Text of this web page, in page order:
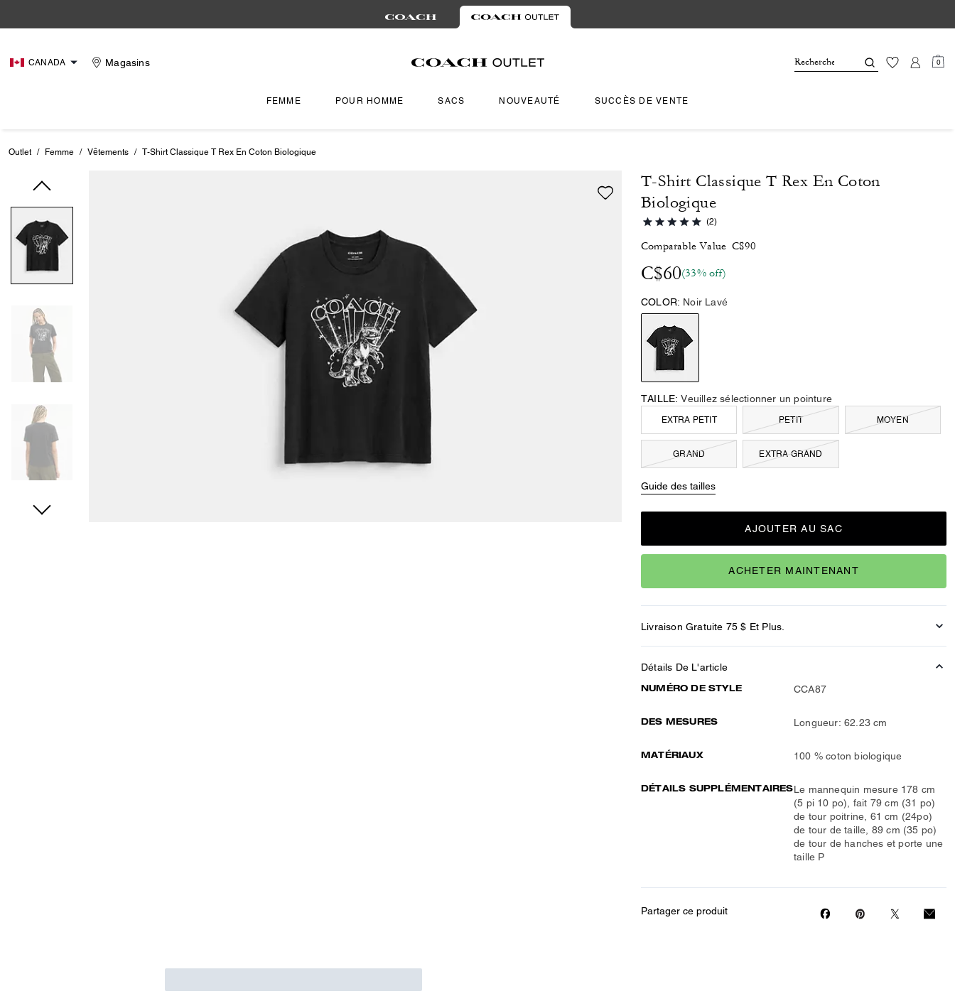
CANADA Magasins 0
FEMME POUR HOMME SACS NOUVEAUTÉ SUCCÈS DE VENTE
Outlet / Femme / Vêtements / T-Shirt Classique T Rex En Coton Biologique
T-Shirt Classique T Rex En Coton
Biologique
(2)
Comparable Value C$90
C$60(33% off)
COLOR: Noir Lavé
TAILLE: Veuillez sélectionner un pointure
EXTRA PETIT PETIT MOYEN
GRAND EXTRA GRAND
Guide des tailles
AJOUTER AU SAC
ACHETER MAINTENANT
Livraison Gratuite 75 $ Et Plus.
Détails De L'article
NUMÉRO DE STYLE CCA87
DES MESURES Longueur: 62.23 cm
MATÉRIAUX 100 % coton biologique
DÉTAILS SUPPLÉMENTAIRESLe mannequin mesure 178 cm
(5 pi 10 po), fait 79 cm (31 po)
de tour poitrine, 61 cm (24po)
de tour de taille, 89 cm (35 po)
de tour de hanches et porte une
taille P
Partager ce produit